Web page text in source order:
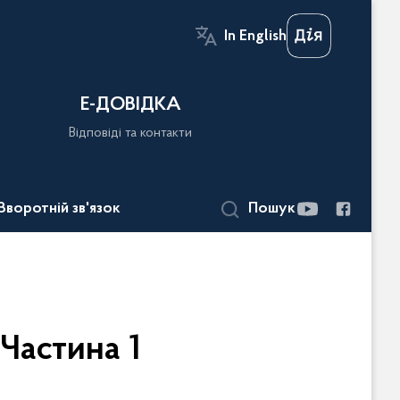
In English
Е-ДОВІДКА
Відповіді та контакти
зв'язок Пошук
1